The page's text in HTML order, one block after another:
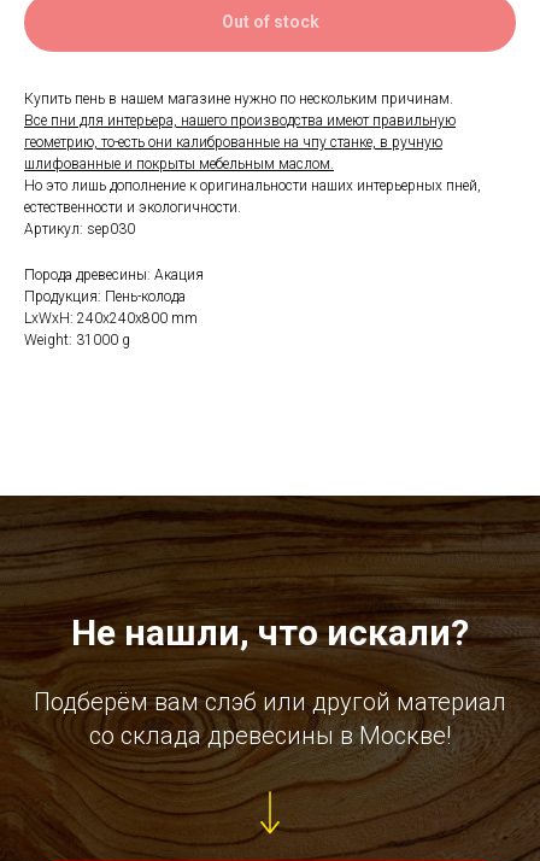
Out of stock
Купить пень в нашем магазине нужно по нескольким причинам.
Все пни для интерьера, нашего производства имеют правильную
геометрию, то-есть они калиброванные на чпу станке, в ручную
шлифованные и покрыты мебельным маслом.
Но это лишь дополнение к оригинальности наших интерьерных пней,
естественности и экологичности.
Артикул: sep030
Порода древесины: Акация
Продукция: Пень-колода
LxWxH: 240x240x800 mm
Weight: 31000 g
Не нашли, что искали?
Подберём вам слэб или другой материал
со склада древесины в Москве!